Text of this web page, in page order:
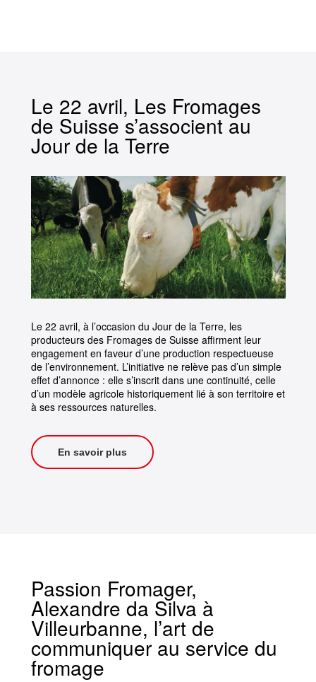
Le 22 avril, Les Fromages
de Suisse s’associent au
Jour de la Terre
Le 22 avril, à l’occasion du Jour de la Terre, les
producteurs des Fromages de Suisse affirment leur
engagement en faveur d’une production respectueuse
de l’environnement. L’initiative ne relève pas d’un simple
effet d’annonce : elle s’inscrit dans une continuité, celle
d’un modèle agricole historiquement lié à son territoire et
à ses ressources naturelles.
En savoir plus
Passion Fromager,
Alexandre da Silva à
Villeurbanne, l’art de
communiquer au service du
fromage